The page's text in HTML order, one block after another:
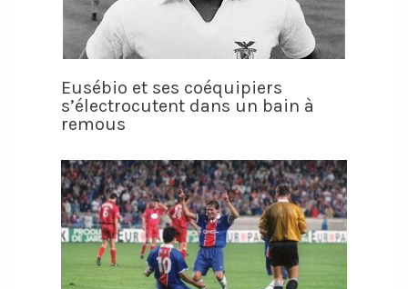
Eusébio et ses coéquipiers
s’électrocutent dans un bain à
remous